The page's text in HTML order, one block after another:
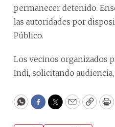
permanecer detenido.
las autoridades por
Público.
Los vecinos organizados
Indi, solicitando
WhatsApp
Facebook
Twitter
EmailCopy